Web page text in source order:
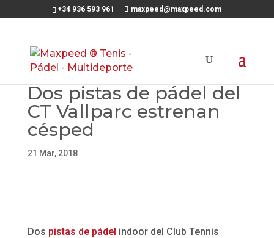
+34 936 593 961 maxpeed@maxpeed.com
Dos pistas de pádel del
CT Vallparc estrenan
césped
21 Mar, 2018
Dos pistas de pádel indoor del Club Tennis